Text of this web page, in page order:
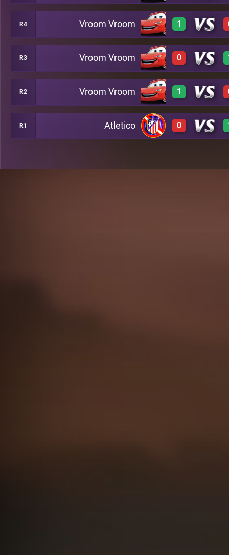
3 A5
R4 Vroom Vroom 1
3 A35
R3 Vroom Vroom 0
0 A20
R2 Vroom Vroom 1
3 A50
R1 Atletico 0